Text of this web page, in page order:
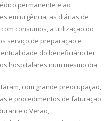
permanente e ao
em urgência, as diárias de
consumos, a utilização do
serviço de preparação e
do beneficiário ter
hospitalares num mesmo dia.
com grande preocupação,
e procedimentos de faturação
o Verão,